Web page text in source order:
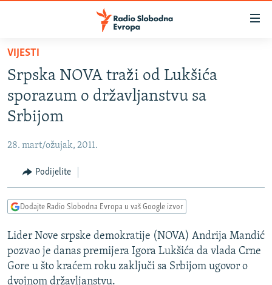
Pređite
glavni
sadržaj
Pređite
na
glavnu
Pređite
na
pretragu
VIJESTI
BOSNA I HERCEGOVINA
SRBIJA
KOSOVO
CRNA GORA
VIZUELNO
INFOGRAFIKE
RAT U UKRAJINI
KINA NA BALKANU
RSE PRIČE IZ SVIJETA
VIJESTI
Srpska NOVA traži od Lukšića
sporazum o državljanstvu sa
Srbijom
28. mart/ožujak, 2011.
Podijelite
Dodajte Radio Slobodna Evropa u vaš Google izvor
Lider Nove srpske demokratije (NOVA) Andrija Mandić
pozvao je danas premijera Igora Lukšića da vlada Crne
Gore u što kraćem roku zaključi sa Srbijom ugovor o
dvojnom državljanstvu.